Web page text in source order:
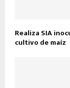
Realiza SIA
cultivo de maíz